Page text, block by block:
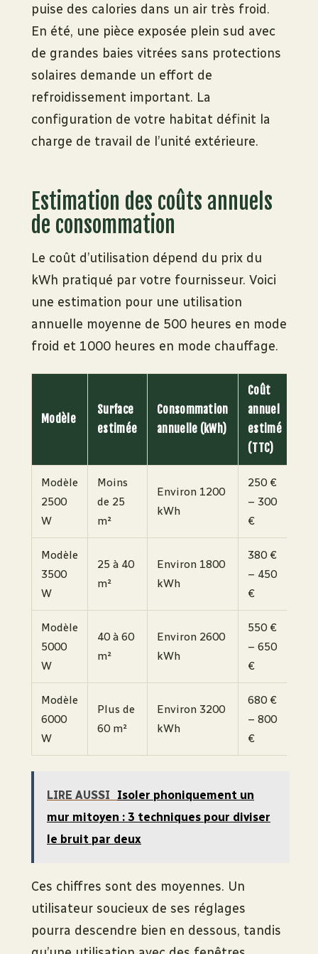
puise des calories dans un air très froid.
En été, une pièce exposée plein sud avec
de grandes baies vitrées sans protections
solaires demande un effort de
refroidissement important. La
configuration de votre habitat définit la
charge de travail de l’unité extérieure.
Estimation des coûts annuels
de consommation
Le coût d’utilisation dépend du prix du
kWh pratiqué par votre fournisseur. Voici
une estimation pour une utilisation
annuelle moyenne de 500 heures en mode
froid et 1000 heures en mode chauffage.
Modèle
Surface
estimée
Consommation
annuelle (kWh)
Coût
annuel
estimé
(TTC)
Modèle
2500
W
Moins
de 25
m²
Environ 1200
kWh
250 €
– 300
€
Modèle
3500
W
25 à 40
m²
Environ 1800
kWh
380 €
– 450
€
Modèle
5000
W
40 à 60
m²
Environ 2600
kWh
550 €
– 650
€
Modèle
6000
W
Plus de
60 m²
Environ 3200
kWh
680 €
– 800
€
LIRE AUSSI
Isoler phoniquement un
mur mitoyen : 3 techniques pour diviser
le bruit par deux
Ces chiffres sont des moyennes. Un
utilisateur soucieux de ses réglages
pourra descendre bien en dessous, tandis